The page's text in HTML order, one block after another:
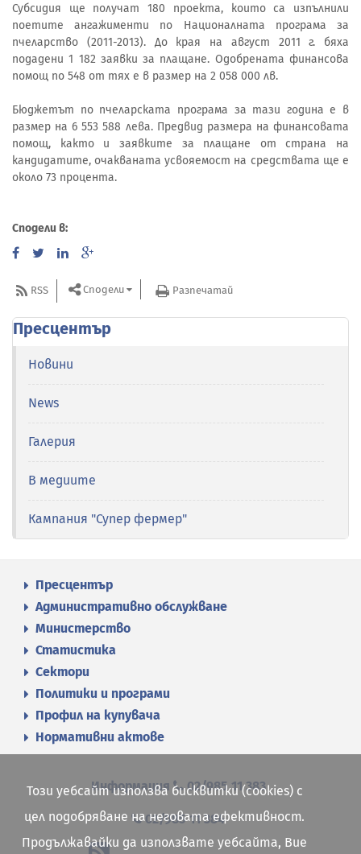
Субсидия ще получат 180 проекта, които са изпълнили
поетите ангажименти по Националната програма за
пчеларство (2011-2013). До края на август 2011 г. бяха
подадени 1 182 заявки за плащане. Одобрената финансова
помощ по 548 от тях е в размер на 2 058 000 лв.
Бюджетът по пчеларската програма за тази година е в
размер на 6 553 588 лева. Предвид размера на финансовата
помощ, както и заявките за плащане от страна на
кандидатите, очакваната усвояемост на средствата ще е
около 73 процента.
Сподели в:
RSS Сподели Разпечатай
Пресцентър
Новини
News
Галерия
В медиите
Кампания "Супер фермер"
Пресцентър
Административно обслужване
Министерство
Статистика
Сектори
Политики и програми
Профил на купувача
Нормативни актове
Информация 02/985 11 383
02/985 11 384
Този уебсайт използва бисквитки (cookies) с
цел подобряване на неговата ефективност.
Продължавайки да използвате уебсайта, Вие